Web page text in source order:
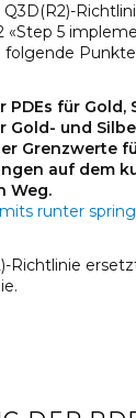
«Step 5
folgende
PDEs für Gold,
Gold- und
Grenzwerte
auf dem
Weg.
runter
Richtlinie